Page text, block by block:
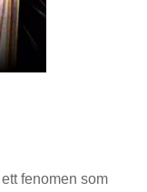
fenomen som